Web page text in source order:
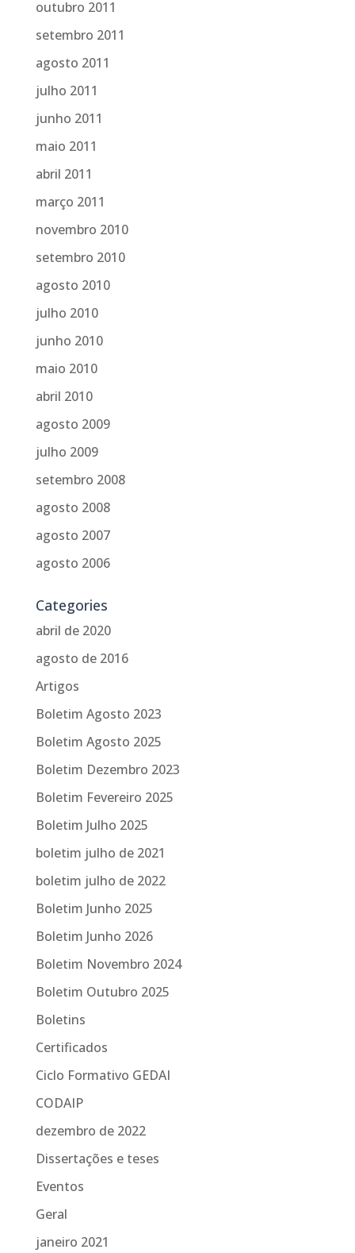
outubro 2011
setembro 2011
agosto 2011
julho 2011
junho 2011
maio 2011
abril 2011
março 2011
novembro 2010
setembro 2010
agosto 2010
julho 2010
junho 2010
maio 2010
abril 2010
agosto 2009
julho 2009
setembro 2008
agosto 2008
agosto 2007
agosto 2006
Categories
abril de 2020
agosto de 2016
Artigos
Boletim Agosto 2023
Boletim Agosto 2025
Boletim Dezembro 2023
Boletim Fevereiro 2025
Boletim Julho 2025
boletim julho de 2021
boletim julho de 2022
Boletim Junho 2025
Boletim Junho 2026
Boletim Novembro 2024
Boletim Outubro 2025
Boletins
Certificados
Ciclo Formativo GEDAI
CODAIP
dezembro de 2022
Dissertações e teses
Eventos
Geral
janeiro 2021